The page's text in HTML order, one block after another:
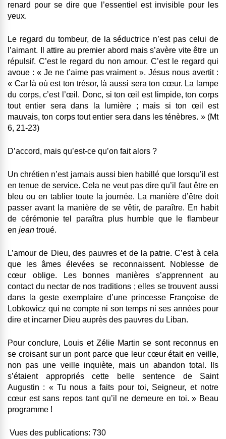
renard pour se dire que l’essentiel est invisible pour les
yeux.
Le regard du tombeur, de la séductrice n’est pas celui de
l’aimant. Il attire au premier abord mais s’avère vite être un
répulsif. C’est le regard du non amour. C’est le regard qui
avoue : « Je ne t’aime pas vraiment ». Jésus nous avertit :
« Car là où est ton trésor, là aussi sera ton cœur. La lampe
du corps, c’est l’œil. Donc, si ton œil est limpide, ton corps
tout entier sera dans la lumière ; mais si ton œil est
mauvais, ton corps tout entier sera dans les ténèbres. » (Mt
6, 21-23)
D’accord, mais qu’est-ce qu’on fait alors ?
Un chrétien n’est jamais aussi bien habillé que lorsqu’il est
en tenue de service. Cela ne veut pas dire qu’il faut être en
bleu ou en tablier toute la journée. La manière d’être doit
passer avant la manière de se vêtir, de paraître. En habit
de cérémonie tel paraîtra plus humble que le flambeur
en jean troué.
L’amour de Dieu, des pauvres et de la patrie. C’est à cela
que les âmes élevées se reconnaissent. Noblesse de
cœur oblige. Les bonnes manières s’apprennent au
contact du nectar de nos traditions ; elles se trouvent aussi
dans la geste exemplaire d’une princesse Françoise de
Lobkowicz qui ne compte ni son temps ni ses années pour
dire et incarner Dieu auprès des pauvres du Liban.
Pour conclure, Louis et Zélie Martin se sont reconnus en
se croisant sur un pont parce que leur cœur était en veille,
non pas une veille inquiète, mais un abandon total. Ils
s’étaient appropriés cette belle sentence de Saint
Augustin : « Tu nous a faits pour toi, Seigneur, et notre
cœur est sans repos tant qu’il ne demeure en toi. » Beau
programme !
Vues des publications: 730